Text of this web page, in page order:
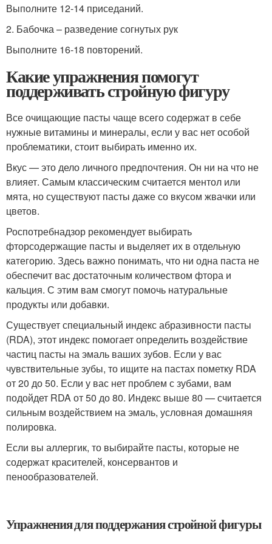
Выполните 12-14 приседаний.
2. Бабочка – разведение согнутых рук
Выполните 16-18 повторений.
Какие упражнения помогут
поддерживать стройную фигуру
Все очищающие пасты чаще всего содержат в себе
нужные витамины и минералы, если у вас нет особой
проблематики, стоит выбирать именно их.
Вкус — это дело личного предпочтения. Он ни на что не
влияет. Самым классическим считается ментол или
мята, но существуют пасты даже со вкусом жвачки или
цветов.
Роспотребнадзор рекомендует выбирать
фторсодержащие пасты и выделяет их в отдельную
категорию. Здесь важно понимать, что ни одна паста не
обеспечит вас достаточным количеством фтора и
кальция. С этим вам смогут помочь натуральные
продукты или добавки.
Существует специальный индекс абразивности пасты
(RDA), этот индекс помогает определить воздействие
частиц пасты на эмаль ваших зубов. Если у вас
чувствительные зубы, то ищите на пастах пометку RDA
от 20 до 50. Если у вас нет проблем с зубами, вам
подойдет RDA от 50 до 80. Индекс выше 80 — считается
сильным воздействием на эмаль, условная домашняя
полировка.
Если вы аллергик, то выбирайте пасты, которые не
содержат красителей, консервантов и
пенообразователей.
Упражнения для поддержания стройной фигуры